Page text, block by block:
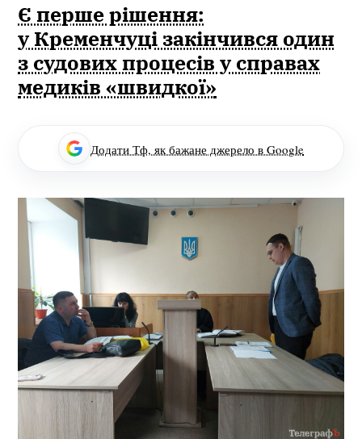
Є перше рішення:
у Кременчуці закінчився один
з судових процесів у справах
медиків «швидкої»
Додати Тф, як бажане джерело в Google